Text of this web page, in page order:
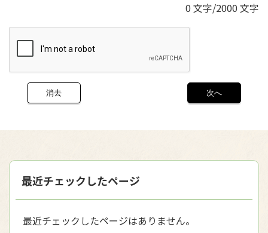
0 文字/2000 文字
最近チェックしたページ
最近チェックしたページはありません。